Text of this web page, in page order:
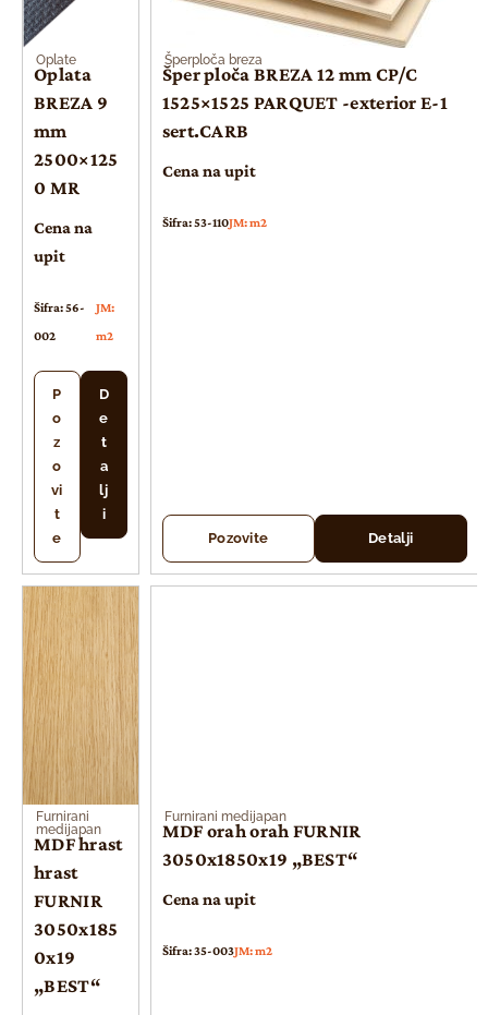
Oplate
Oplata
BREZA 9
mm
2500×125
0 MR
Cena na
upit
Šifra: 56-
002
JM:
m2
P
o
z
o
vi
t
e
D
e
t
a
lj
i
Šperploča breza
Šper ploča BREZA 12 mm CP/C
1525×1525 PARQUET -exterior E-1
sert.CARB
Cena na upit
Šifra: 53-110JM: m2
Pozovite Detalji
Furnirani
medijapan
MDF hrast
hrast
FURNIR
3050x185
0x19
„BEST“
Furnirani medijapan
MDF orah orah FURNIR
3050x1850x19 „BEST“
Cena na upit
Šifra: 35-003JM: m2